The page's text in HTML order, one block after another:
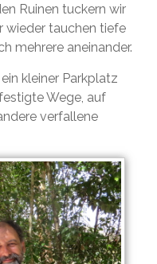
Ruinen tuckern wir
wieder tauchen tiefe
mehrere aneinander.
kleiner Parkplatz
Wege, auf
verfallene